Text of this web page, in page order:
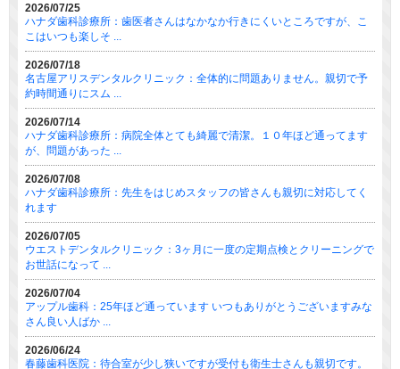
2026/07/25
ハナダ歯科診療所：歯医者さんはなかなか行きにくいところですが、こ
こはいつも楽しそ ...
2026/07/18
名古屋アリスデンタルクリニック：全体的に問題ありません。親切で予
約時間通りにスム ...
2026/07/14
ハナダ歯科診療所：病院全体とても綺麗で清潔。１０年ほど通ってます
が、問題があった ...
2026/07/08
ハナダ歯科診療所：先生をはじめスタッフの皆さんも親切に対応してく
れます
2026/07/05
ウエストデンタルクリニック：3ヶ月に一度の定期点検とクリーニングで
お世話になって ...
2026/07/04
アップル歯科：25年ほど通っています いつもありがとうございますみな
さん良い人ばか ...
2026/06/24
春藤歯科医院：待合室が少し狭いですが受付も衛生士さんも親切です。